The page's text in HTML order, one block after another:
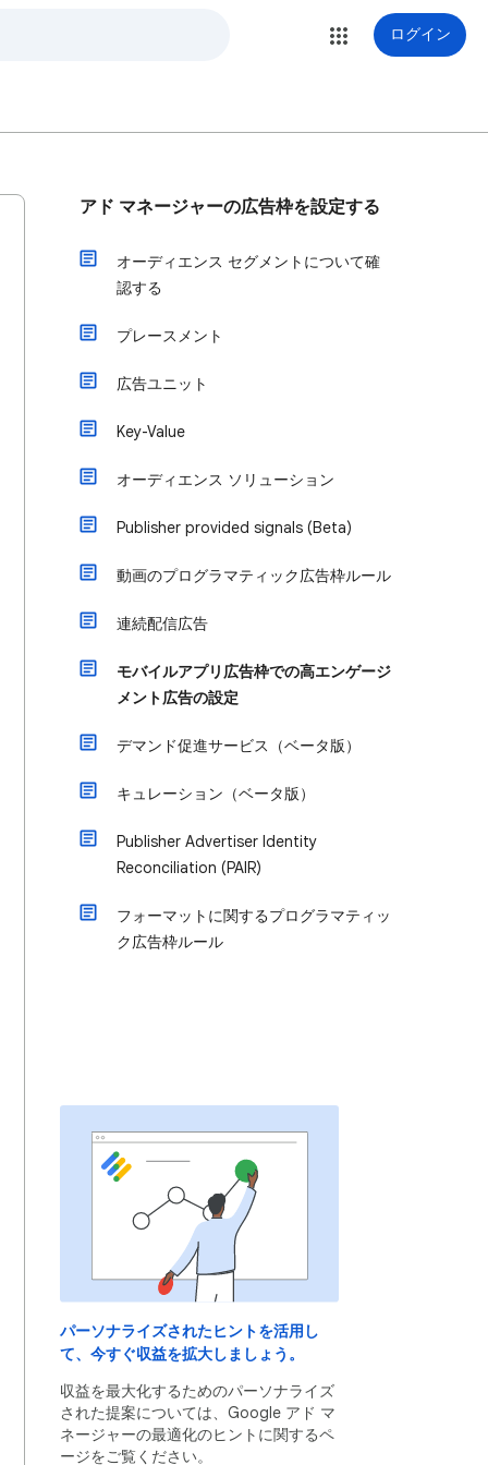
ログイン
アド マネージャーの広告枠を設定する
オーディエンス セグメントについて確
認する
プレースメント
広告ユニット
Key-Value
オーディエンス ソリューション
Publisher provided signals (Beta)
動画のプログラマティック広告枠ルール
連続配信広告
モバイルアプリ広告枠での高エンゲージ
メント広告の設定
デマンド促進サービス（ベータ版）
キュレーション（ベータ版）
Publisher Advertiser Identity
Reconciliation (PAIR)
フォーマットに関するプログラマティッ
ク広告枠ルール
パーソナライズされたヒントを活用し
て、今すぐ収益を拡大しましょう。
収益を最大化するためのパーソナライズ
された提案については、Google アド マ
ネージャーの最適化のヒントに関するペ
ージをご覧ください。